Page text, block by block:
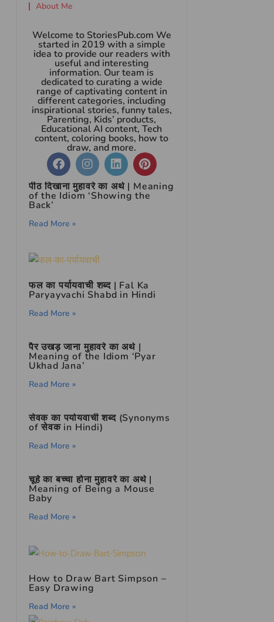
About Me
Welcome to StoriesPub.com We
started in 2019 with a simple
idea to provide our readers with
useful and interesting
information. Our team is
dedicated to curating a wide
range of captivating content in
different categories, including
inspirational stories, funny tales,
Parenting, Kids’ products,
Educational AI content, Tech
content, coloring books, how to
draw, and more.
पीठ दिखाना मुहावरे का अर्थ | Meaning
of the Idiom ‘Showing the
Back’
Read More »
फल का पर्यायवाची शब्द | Fal Ka
Paryayvachi Shabd in Hindi
Read More »
पैर उखड़ जाना मुहावरे का अर्थ |
Meaning of the Idiom ‘Pyar
Ukhad Jana’
Read More »
सेवक का पर्यायवाची शब्द (Synonyms
of सेवक in Hindi)
Read More »
चूहे का बच्चा होना मुहावरे का अर्थ |
Meaning of Being a Mouse
Baby
Read More »
How to Draw Bart Simpson –
Easy Drawing
Read More »